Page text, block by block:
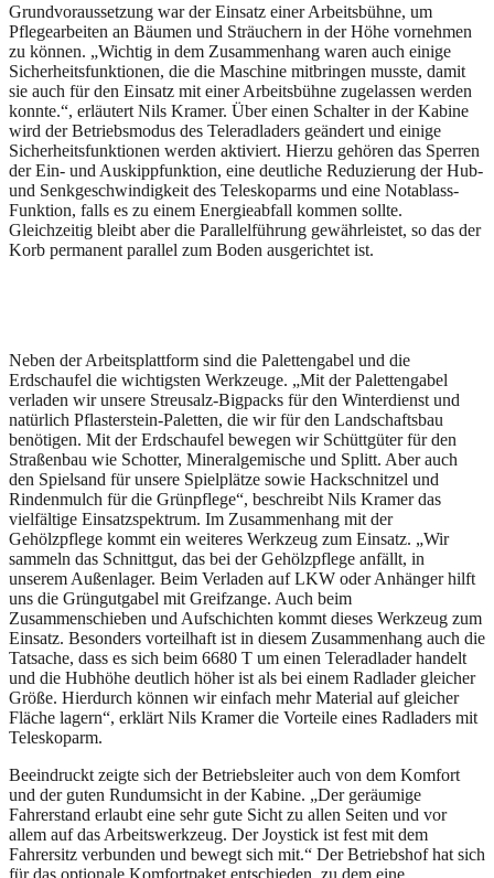
Grundvoraussetzung war der Einsatz einer Arbeitsbühne, um
Pflegearbeiten an Bäumen und Sträuchern in der Höhe vornehmen
zu können. „Wichtig in dem Zusammenhang waren auch einige
Sicherheitsfunktionen, die die Maschine mitbringen musste, damit
sie auch für den Einsatz mit einer Arbeitsbühne zugelassen werden
konnte.“, erläutert Nils Kramer. Über einen Schalter in der Kabine
wird der Betriebsmodus des Teleradladers geändert und einige
Sicherheitsfunktionen werden aktiviert. Hierzu gehören das Sperren
der Ein- und Auskippfunktion, eine deutliche Reduzierung der Hub-
und Senkgeschwindigkeit des Teleskoparms und eine Notablass-
Funktion, falls es zu einem Energieabfall kommen sollte.
Gleichzeitig bleibt aber die Parallelführung gewährleistet, so das der
Korb permanent parallel zum Boden ausgerichtet ist.
Neben der Arbeitsplattform sind die Palettengabel und die
Erdschaufel die wichtigsten Werkzeuge. „Mit der Palettengabel
verladen wir unsere Streusalz-Bigpacks für den Winterdienst und
natürlich Pflasterstein-Paletten, die wir für den Landschaftsbau
benötigen. Mit der Erdschaufel bewegen wir Schüttgüter für den
Straßenbau wie Schotter, Mineralgemische und Splitt. Aber auch
den Spielsand für unsere Spielplätze sowie Hackschnitzel und
Rindenmulch für die Grünpflege“, beschreibt Nils Kramer das
vielfältige Einsatzspektrum. Im Zusammenhang mit der
Gehölzpflege kommt ein weiteres Werkzeug zum Einsatz. „Wir
sammeln das Schnittgut, das bei der Gehölzpflege anfällt, in
unserem Außenlager. Beim Verladen auf LKW oder Anhänger hilft
uns die Grüngutgabel mit Greifzange. Auch beim
Zusammenschieben und Aufschichten kommt dieses Werkzeug zum
Einsatz. Besonders vorteilhaft ist in diesem Zusammenhang auch die
Tatsache, dass es sich beim 6680 T um einen Teleradlader handelt
und die Hubhöhe deutlich höher ist als bei einem Radlader gleicher
Größe. Hierdurch können wir einfach mehr Material auf gleicher
Fläche lagern“, erklärt Nils Kramer die Vorteile eines Radladers mit
Teleskoparm.
Beeindruckt zeigte sich der Betriebsleiter auch von dem Komfort
und der guten Rundumsicht in der Kabine. „Der geräumige
Fahrerstand erlaubt eine sehr gute Sicht zu allen Seiten und vor
allem auf das Arbeitswerkzeug. Der Joystick ist fest mit dem
Fahrersitz verbunden und bewegt sich mit.“ Der Betriebshof hat sich
für das optionale Komfortpaket entschieden, zu dem eine